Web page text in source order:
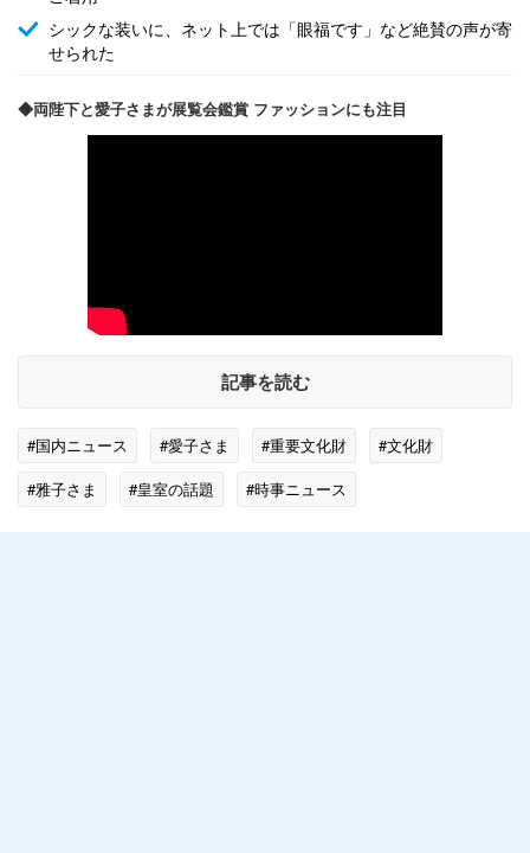
シックな装いに、ネット上では「眼福です」など絶賛の声が寄
せられた
◆両陛下と愛子さまが展覧会鑑賞 ファッションにも注目
記事を読む
#国内ニュース #愛子さま #重要文化財
#文化財
#雅子さま
#皇室の話題 #時事ニュース